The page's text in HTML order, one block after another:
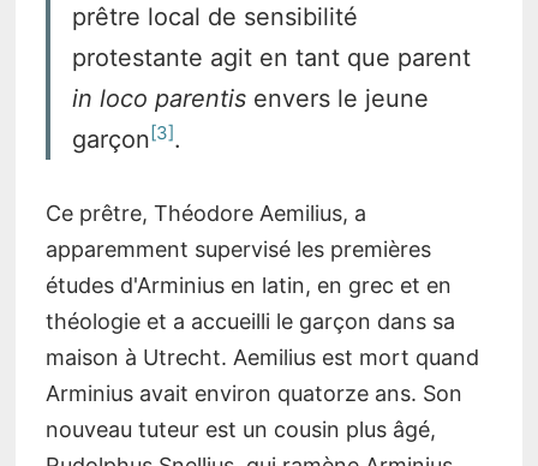
prêtre local de sensibilité
protestante agit en tant que parent
in loco parentisenvers le jeune
garçon 3 .
Ce prêtre, Théodore Aemilius, a
apparemment supervisé les premières
études d'Arminius en latin, en grec et en
théologie et a accueilli le garçon dans sa
maison à Utrecht. Aemilius est mort quand
Arminius avait environ quatorze ans. Son
nouveau tuteur est un cousin plus âgé,